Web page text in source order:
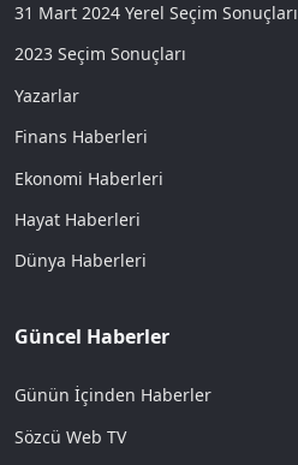
31 Mart 2024 Yerel Seçim Sonuçları
2023 Seçim Sonuçları
Yazarlar
Finans Haberleri
Ekonomi Haberleri
Hayat Haberleri
Dünya Haberleri
Güncel Haberler
Günün İçinden Haberler
Sözcü Web TV